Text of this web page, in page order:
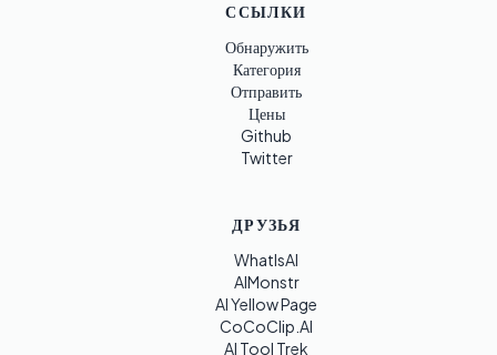
ССЫЛКИ
Обнаружить
Категория
Отправить
Цены
Github
Twitter
ДРУЗЬЯ
WhatIsAI
AIMonstr
AI Yellow Page
CoCoClip.AI
AI Tool Trek